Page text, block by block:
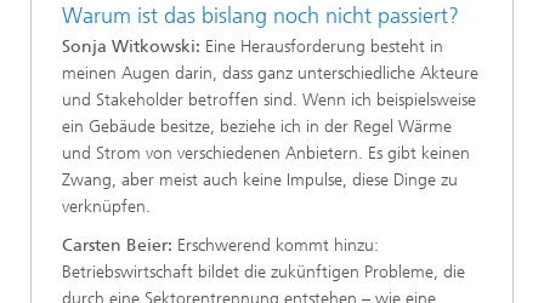
Warum ist das bislang noch nicht passiert?
Sonja Witkowski: Eine Herausforderung besteht in
meinen Augen darin, dass ganz unterschiedliche Akteure
und Stakeholder betroffen sind. Wenn ich beispielsweise
ein Gebäude besitze, beziehe ich in der Regel Wärme
und Strom von verschiedenen Anbietern. Es gibt keinen
Zwang, aber meist auch keine Impulse, diese Dinge zu
verknüpfen.
Carsten Beier: Erschwerend kommt hinzu:
Betriebswirtschaft bildet die zukünftigen Probleme, die